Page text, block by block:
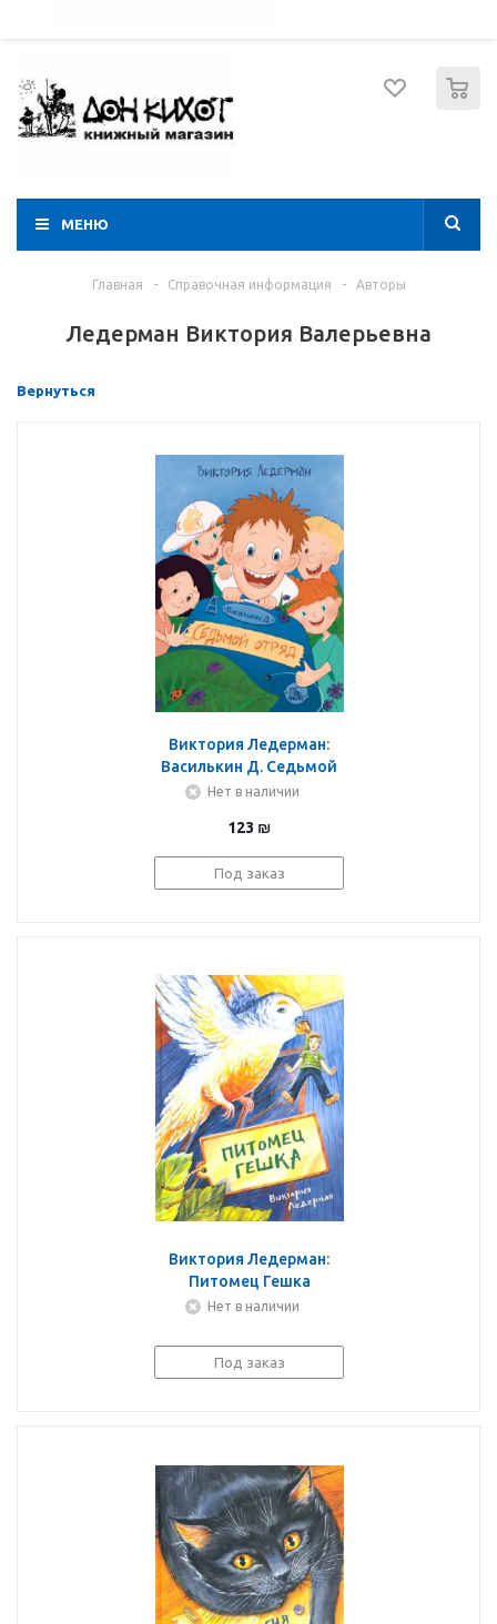
МЕНЮ
Главная - Справочная информация - Авторы
Ледерман Виктория Валерьевна
Вернуться
Виктория Ледерман:
Василькин Д. Седьмой
отряд
Нет в наличии
123 ₪
Под заказ
Виктория Ледерман:
Питомец Гешка
Нет в наличии
Под заказ